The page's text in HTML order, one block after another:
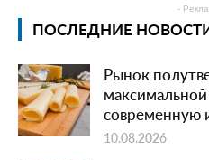
-
ПОСЛЕДНИЕ
Рынок
современную
10.08.2026